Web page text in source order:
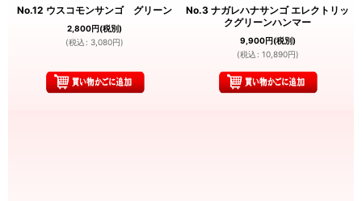
No.12 ウスコモンサンゴ グリーン
2,800円(税別)
(税込 : 3,080円)
No.3 ナガレハナサンゴ エレクトリッ
クグリーンハンマー
9,900円(税別)
(税込 : 10,890円)